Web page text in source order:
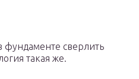
фундаменте сверлить
такая же.